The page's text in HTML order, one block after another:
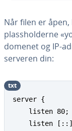
Når filen er
plassholderne
domenet og IP-
serveren din:
server {
    listen 80;
listen
txt